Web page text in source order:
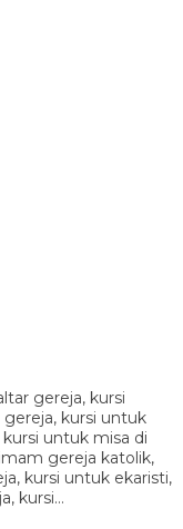
gereja, kursi
kursi untuk
untuk misa di
gereja katolik,
kursi untuk ekaristi,
kursi…